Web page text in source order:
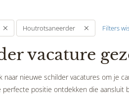
Houtrotsaneerder Filters
vacature
naar nieuwe schilder vacatures om je
positie ontdekken die aansluit